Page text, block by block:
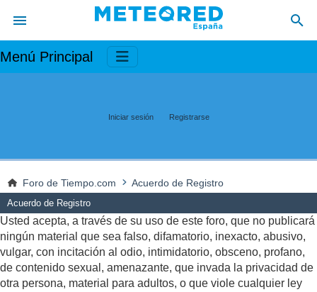
Menú Principal
Iniciar sesión Registrarse
Foro de Tiempo.com Acuerdo de Registro
Acuerdo de Registro
Usted acepta, a través de su uso de este foro, que no publicará
ningún material que sea falso, difamatorio, inexacto, abusivo,
vulgar, con incitación al odio, intimidatorio, obsceno, profano,
de contenido sexual, amenazante, que invada la privacidad de
otra persona, material para adultos, o que viole cualquier ley